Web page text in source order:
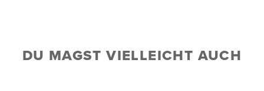
DU MAGST VIELLEICHT AUCH